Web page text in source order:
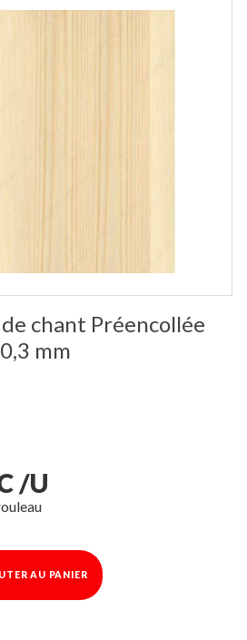
chant Préencollée
mm
/U
AU PANIER